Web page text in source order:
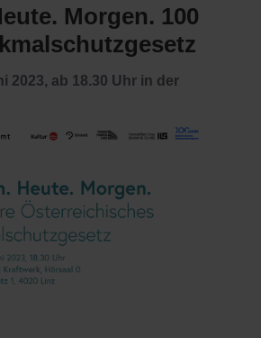
Morgen. 100
2023, ab 18.30 Uhr in der